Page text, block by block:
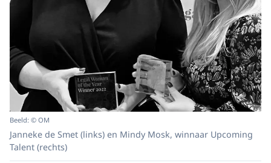
Beeld: © OM
Janneke de Smet (links) en Mindy Mosk, winnaar Upcoming
Talent (rechts)